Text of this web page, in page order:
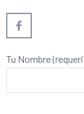
Tu Nombre